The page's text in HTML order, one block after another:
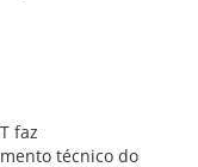
faz
técnico do